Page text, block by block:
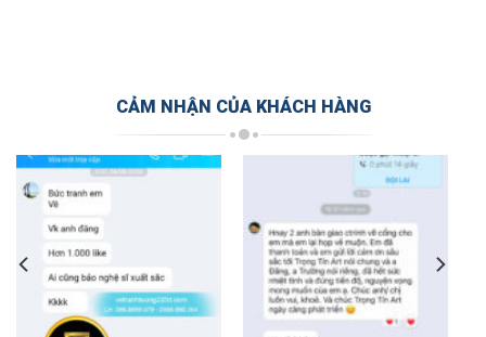
CẢM NHẬN CỦA KHÁCH HÀNG